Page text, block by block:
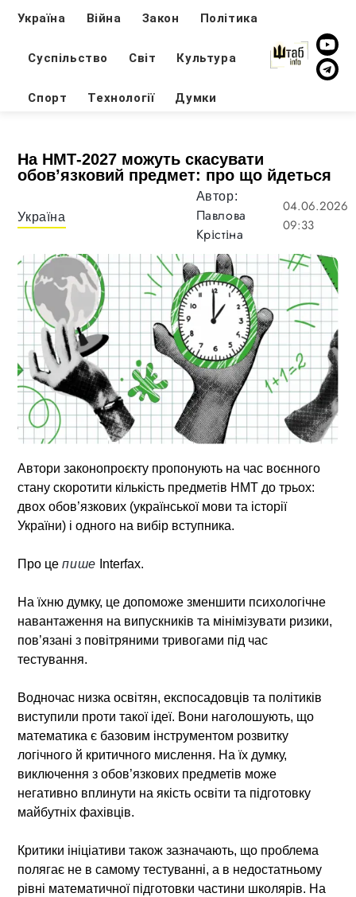
Україна Війна Закон Політика
Суспільство Світ Культура
Спорт Технології Думки
На НМТ-2027 можуть скасувати
обовʼязковий предмет: про що йдеться
Україна
Автор:
Павлова
Крістіна
04.06.2026
09:33
Автори законопроєкту пропонують на час воєнного
стану скоротити кількість предметів НМТ до трьох:
двох обов’язкових (української мови та історії
України) і одного на вибір вступника.
Про цепише Interfax.
На їхню думку, це допоможе зменшити психологічне
навантаження на випускників та мінімізувати ризики,
пов’язані з повітряними тривогами під час
тестування.
Водночас низка освітян, експосадовців та політиків
виступили проти такої ідеї. Вони наголошують, що
математика є базовим інструментом розвитку
логічного й критичного мислення. На їх думку,
виключення з обов’язкових предметів може
негативно вплинути на якість освіти та підготовку
майбутніх фахівців.
Критики ініціативи також зазначають, що проблема
полягає не в самому тестуванні, а в недостатньому
рівні математичної підготовки частини школярів. На